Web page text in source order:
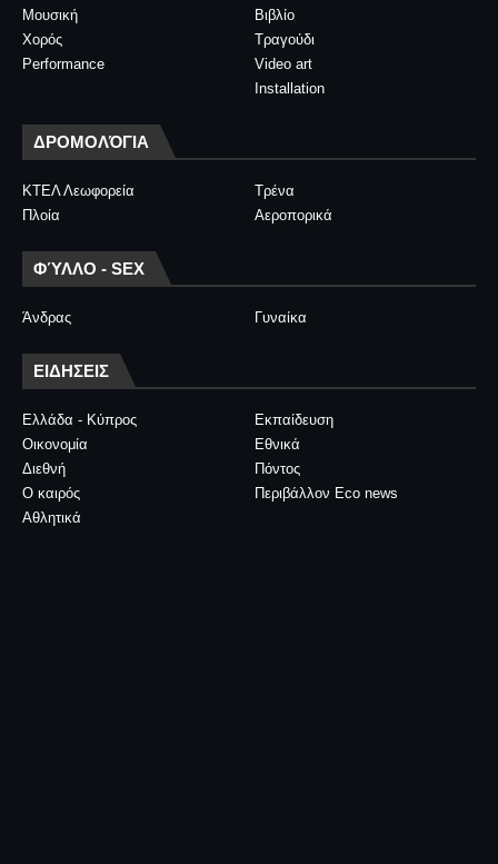
Βιβλίο
Μουσική
Τραγούδι
Χορός
Video art
Performance
Installation
ΔΡΟΜΟΛΌΓΙΑ
ΚΤΕΛ Λεωφορεία
Τρένα
Πλοία
Αεροπορικά
ΦΎΛΛΟ - SEX
Άνδρας Γυναίκα
ΕΙΔΗΣΕΙΣ
Ελλάδα - Κύπρος
Εκπαίδευση
Οικονομία
Εθνικά
Διεθνή
Πόντος
Ο καιρός
Περιβάλλον Eco news
Αθλητικά